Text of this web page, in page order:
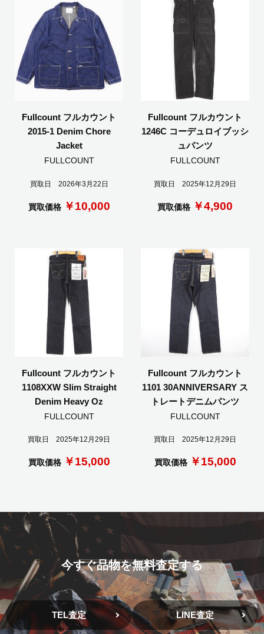
Fullcount フルカウント
2015-1 Denim Chore
Jacket
FULLCOUNT
買取日 2026年3月22日
買取価格 ￥10,000
Fullcount フルカウント
1246C コーデュロイブッシ
ュパンツ
FULLCOUNT
買取日 2025年12月29日
買取価格 ￥4,900
Fullcount フルカウント
1108XXW Slim Straight
Denim Heavy Oz
FULLCOUNT
買取日 2025年12月29日
買取価格 ￥15,000
Fullcount フルカウント
1101 30ANNIVERSARY ス
トレートデニムパンツ
FULLCOUNT
買取日 2025年12月29日
買取価格 ￥15,000
今すぐ品物を無料査定する
TEL査定 LINE査定